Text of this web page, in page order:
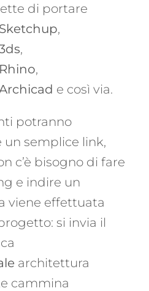
di portare
,
,
,
e così via.
potranno
semplice link,
c’è bisogno di fare
e indire un
viene effettuata
si invia il
architettura
cammina